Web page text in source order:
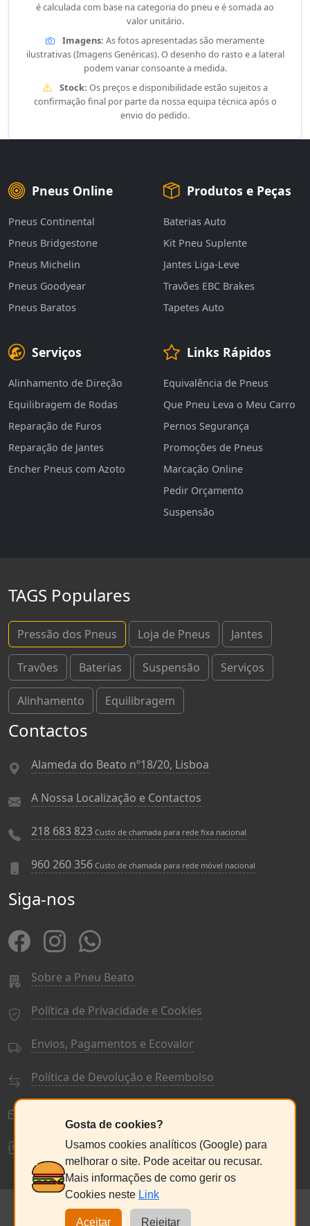
é calculada com base na categoria do pneu e é somada ao
valor unitário.
Imagens: As fotos apresentadas são meramente
ilustrativas (Imagens Genéricas). O desenho do rasto e a lateral
podem variar consoante a medida.
Stock: Os preços e disponibilidade estão sujeitos a
confirmação final por parte da nossa equipa técnica após o
envio do pedido.
Pneus Online
Pneus Continental
Pneus Bridgestone
Pneus Michelin
Pneus Goodyear
Pneus Baratos
Produtos e Peças
Baterias Auto
Kit Pneu Suplente
Jantes Liga-Leve
Travões EBC Brakes
Tapetes Auto
Serviços
Alinhamento de Direção
Equilibragem de Rodas
Reparação de Furos
Reparação de Jantes
Encher Pneus com Azoto
Links Rápidos
Equivalência de Pneus
Que Pneu Leva o Meu Carro
Pernos Segurança
Promoções de Pneus
Marcação Online
Pedir Orçamento
Suspensão
TAGS Populares
Pressão dos Pneus Loja de Pneus Jantes
Travões Baterias Suspensão Serviços
Alinhamento Equilibragem
Contactos
Alameda do Beato nº18/20, Lisboa
A Nossa Localização e Contactos
218 683 823 Custo de chamada para rede fixa nacional
960 260 356 Custo de chamada para rede móvel nacional
Siga-nos
Sobre a Pneu Beato
Política de Privacidade e Cookies
Envios, Pagamentos e Ecovalor
Política de Devolução e Reembolso
Livro de Reclamações
© PneuBeato 2025de Alberto Alexandre Silva Alves
NC:235076686
Gosta de cookies?
Usamos cookies analíticos (Google) para
melhorar o site. Pode aceitar ou recusar.
Mais informações de como gerir os
Cookies neste Link
Aceitar Rejeitar